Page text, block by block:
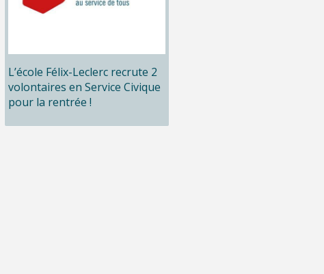
L’école Félix-Leclerc recrute 2
volontaires en Service Civique
pour la rentrée !